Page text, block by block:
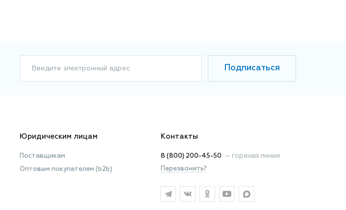
Введите электронный адрес Подписаться
Юридическим лицам
Поставщикам
Оптовым покупателям (b2b)
Контакты
8 (800) 200-45-50 — горячая линия
Перезвонить?